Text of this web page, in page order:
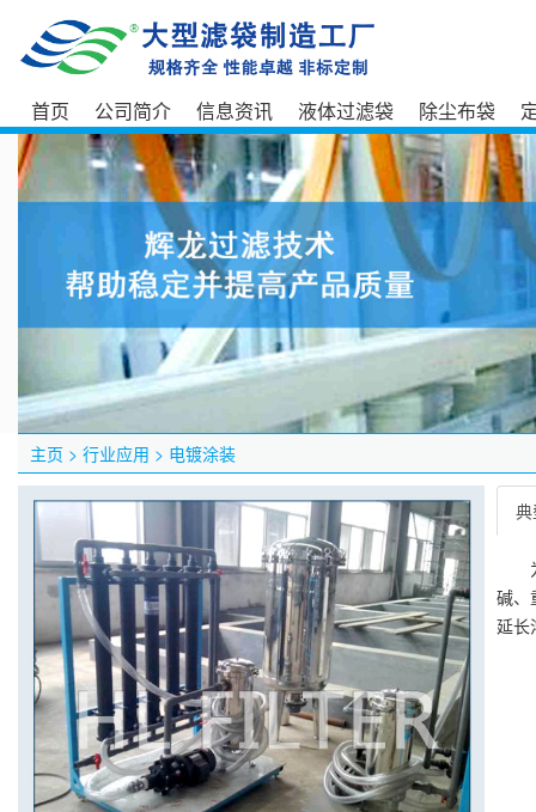
首页 公司简介 信息资讯 液体过滤袋 除尘布袋
主页 > 行业应用 > 电镀涂装
碱、
延长